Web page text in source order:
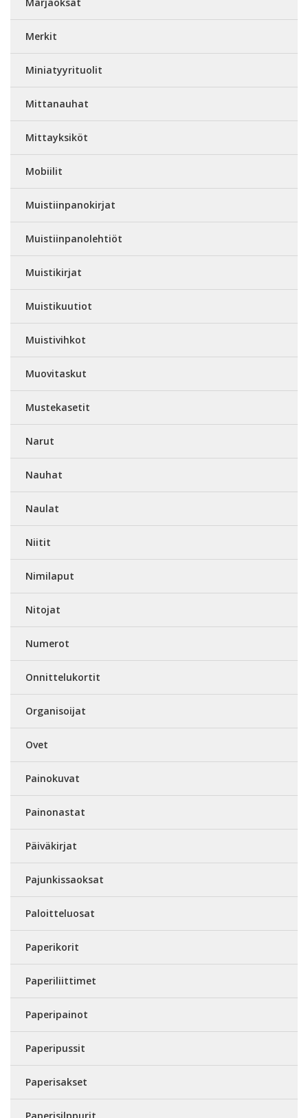
Merkit
Miniatyyrituolit
Mittanauhat
Mittayksiköt
Mobiilit
Muistiinpanokirjat
Muistiinpanolehtiöt
Muistikirjat
Muistikuutiot
Muistivihkot
Muovitaskut
Mustekasetit
Narut
Nauhat
Naulat
Niitit
Nimilaput
Nitojat
Numerot
Onnittelukortit
Organisoijat
Ovet
Painokuvat
Painonastat
Päiväkirjat
Pajunkissaoksat
Paloitteluosat
Paperikorit
Paperiliittimet
Paperipainot
Paperipussit
Paperisakset